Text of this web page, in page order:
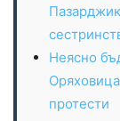
Неясно
протести